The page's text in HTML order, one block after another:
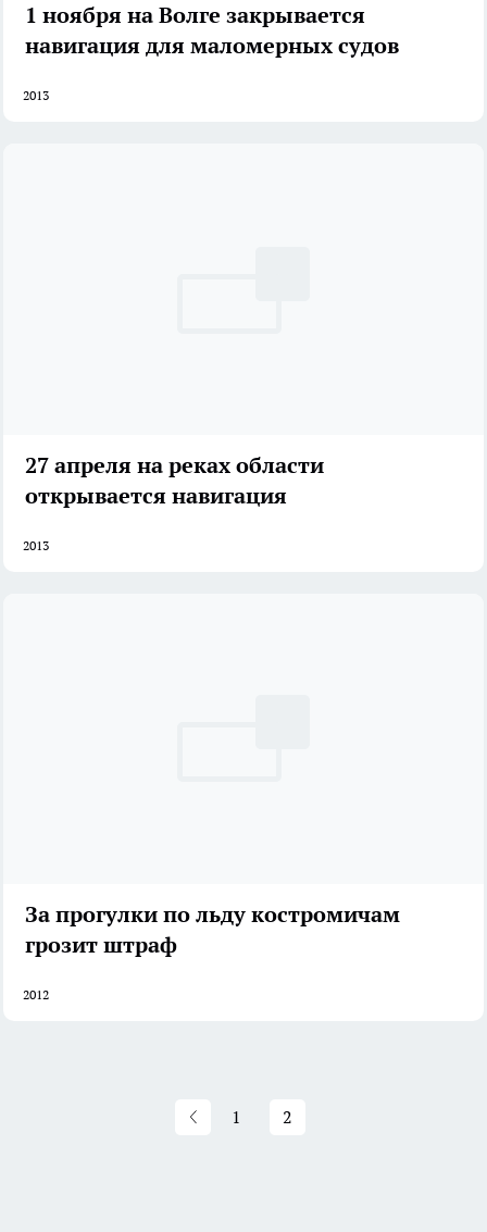
1 ноября на Волге закрывается
навигация для маломерных судов
2013
27 апреля на реках области
открывается навигация
2013
За прогулки по льду костромичам
грозит штраф
2012
1 2